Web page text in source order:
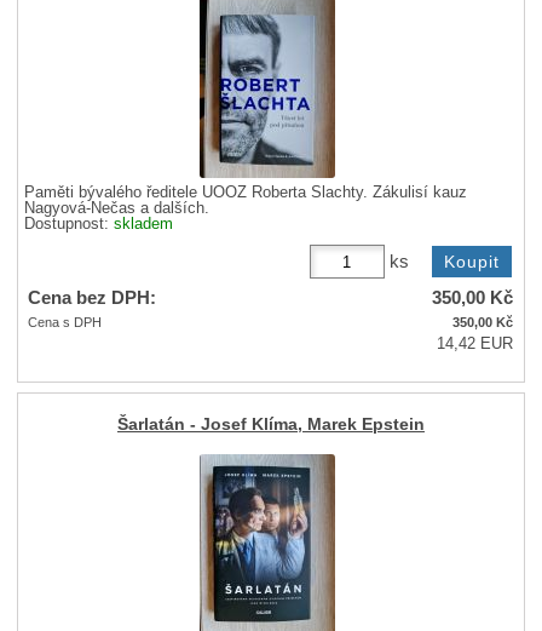
Paměti bývalého ředitele ÚOOZ Roberta Šlachty. Zákulisí kauz
Nagyová-Nečas a dalších.
Dostupnost:skladem
ks
Cena bez DPH: 350,00 Kč
Cena s DPH 350,00 Kč
14,42 EUR
Šarlatán - Josef Klíma, Marek Epstein